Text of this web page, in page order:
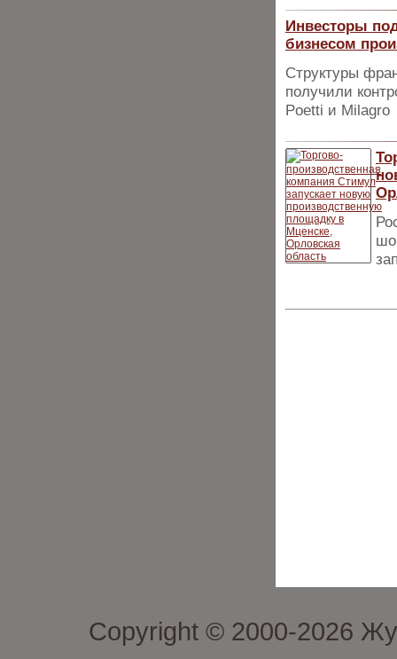
Инвесторы
бизнесом
Структуры
получили
Poetti и Milagro
Copyright © 2000-2026